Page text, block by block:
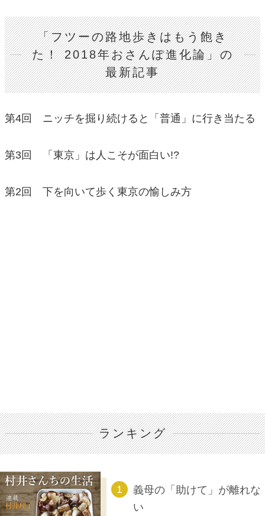
「フツーの路地歩きはもう飽き
た！ 2018年おさんぽ進化論」の
最新記事
第4回 ニッチを掘り続けると「普通」に行き当たる
第3回 「東京」は人こそが面白い!?
第2回 下を向いて歩く東京の愉しみ方
ランキング
義母の「助けて」が離れな
い